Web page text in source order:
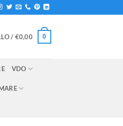
/ €0,00 0
VDO